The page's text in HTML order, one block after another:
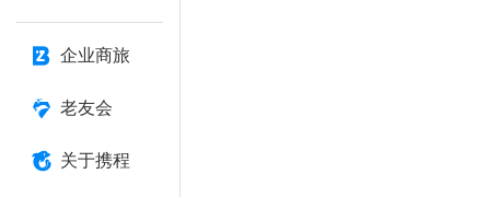
企业商旅
老友会
关于携程